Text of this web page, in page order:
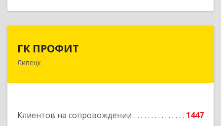
ГК ПРОФИТ
Липецк
Клиентов на сопровождении
1447
398001, Липецкая обл, Липецк г, Советская ул,